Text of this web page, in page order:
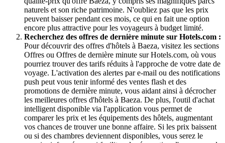
naturels et son riche patrimoine. N'oubliez pas que les prix
peuvent baisser pendant ces mois, ce qui en fait une option
encore plus attractive pour les voyageurs à budget limité.
Recherchez des offres de dernière minute sur Hotels.com :
Pour découvrir des offres d'hôtels à Baeza, visitez les sections
Offres ou Offres de dernière minute sur Hotels.com, où vous
pourriez trouver des tarifs réduits à l'approche de votre date de
voyage. L'activation des alertes par e-mail ou des notifications
push peut vous tenir informé des ventes flash et des
promotions de dernière minute, vous aidant ainsi à décrocher
les meilleures offres d'hôtels à Baeza. De plus, l'outil d'achat
intelligent disponible via l'application vous permet de
comparer les prix et les équipements des hôtels, augmentant
vos chances de trouver une bonne affaire. Si les prix baissent
ou si des chambres deviennent disponibles, vous serez le